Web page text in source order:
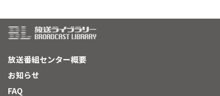
放送番組センター概要
お知らせ
FAQ